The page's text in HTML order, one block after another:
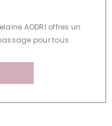
AODRI offres un
pour tous.